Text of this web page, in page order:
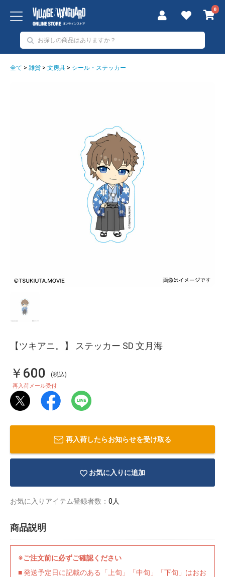
0
全て > 雑貨 > 文房具 > シール・ステッカー
【ツキアニ。】 ステッカー SD 文月海
￥600 (税込)
再入荷メール受付
再入荷したらお知らせを受け取る
お気に入りに追加
お気に入りアイテム登録者数： 0人
商品説明
※ご注文前に必ずご確認ください
■ 発送予定日に記載のある「上旬」「中旬」「下旬」はおお